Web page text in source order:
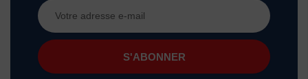
Adresse
e-
mail